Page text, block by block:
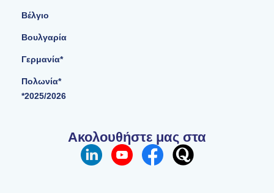
Βέλγιο
Βουλγαρία
Γερμανία*
Πολωνία*
*2025/2026
Ακολουθήστε μας στα